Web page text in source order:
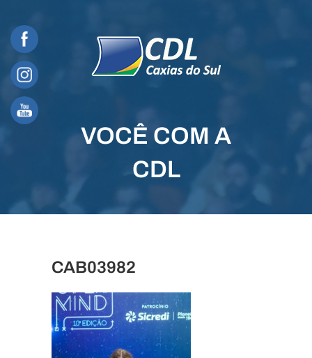
content
VOCÊ COM A
CDL
CAB03982